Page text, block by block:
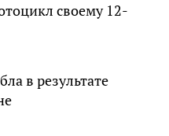
своему 12-
в результате